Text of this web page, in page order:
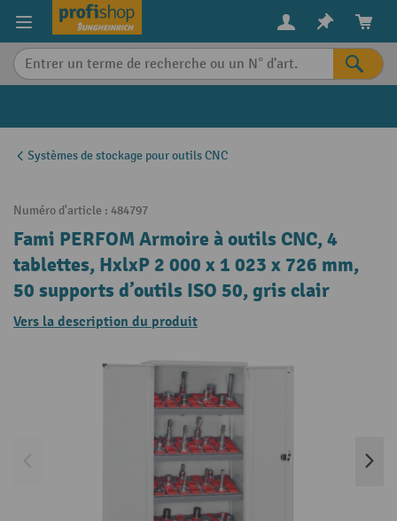
content
Systèmes de stockage pour outils CNC
Numéro d'article : 484797
Fami PERFOM Armoire à outils CNC, 4
tablettes, HxlxP 2 000 x 1 023 x 726 mm,
50 supports d’outils ISO 50, gris clair
Vers la description du produit